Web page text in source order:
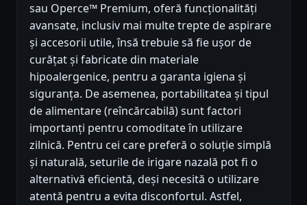
sau Operce™ Premium, oferă funcționalități
avansate, inclusiv mai multe trepte de aspirare
și accesorii utile, însă trebuie să fie ușor de
curățat și fabricate din materiale
hipoalergenice, pentru a garanta igiena și
siguranța. De asemenea, portabilitatea și tipul
de alimentare (reîncărcabilă) sunt factori
importanți pentru comoditate în utilizare
zilnică. Pentru cei care preferă o soluție simplă
și naturală, seturile de irigare nazală pot fi o
alternativă eficientă, deși necesită o utilizare
atentă pentru a evita disconfortul. Astfel,